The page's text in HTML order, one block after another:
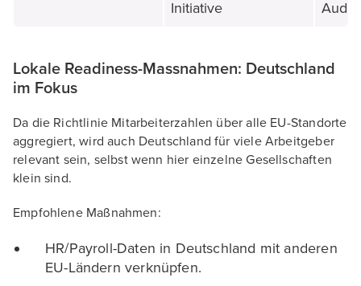
Initiative
Lokale Readiness-Massnahmen: Deutschland
im Fokus
Da die Richtlinie Mitarbeiterzahlen über alle EU-Standorte
aggregiert, wird auch Deutschland für viele Arbeitgeber
relevant sein, selbst wenn hier einzelne Gesellschaften
klein sind.
Empfohlene Maßnahmen:
HR/Payroll-Daten in Deutschland mit anderen
EU-Ländern verknüpfen.